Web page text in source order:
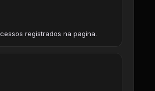
registrados na pagina.